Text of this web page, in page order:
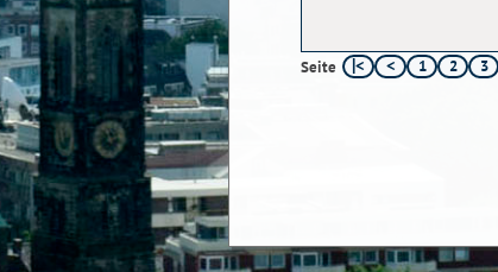
Seite 1 2 3